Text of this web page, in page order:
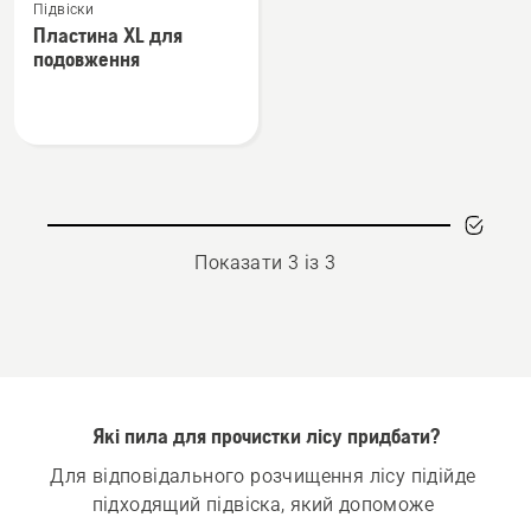
більше
деталей
про
Підвіски
Пластина XL для
подовження
Показати 3 із 3
Які пила для прочистки лісу придбати?
Для відповідального розчищення лісу підійде
підходящий підвіска, який допоможе